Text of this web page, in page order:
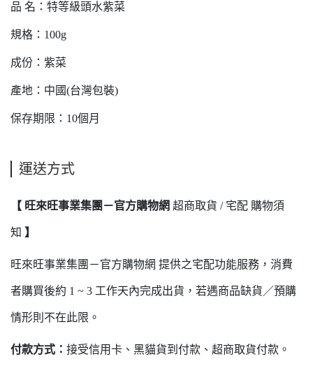
品 名：特等級頭水紫菜
規格：100g
成份：紫菜
產地：中國(台灣包裝)
保存期限：10個月
運送方式
【 旺來旺事業集團－官方購物網 超商取貨 / 宅配 購物須
知 】
旺來旺事業集團－官方購物網 提供之宅配功能服務，消費
者購買後約 1 ~ 3 工作天內完成出貨，若遇商品缺貨／預購
情形則不在此限。
付款方式： 接受信用卡、黑貓貨到付款、超商取貨付款。